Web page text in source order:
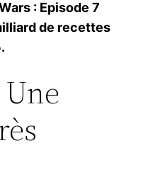
: Episode 7
de recettes